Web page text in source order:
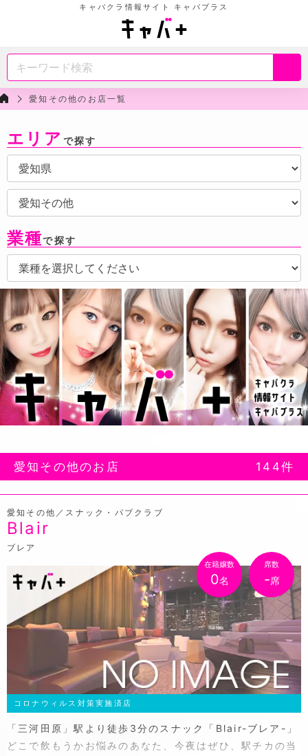
キャバクラ情報サイト キャバプラス
愛知その他のお店一覧
愛知その他のお店 144件
愛知その他／スナック・パブクラブ
Blair
ブレア
在籍嬢数
0名
席数
-席
コロナウィルス対策実施済店
「三河田原」駅より徒歩3分のスナック「Blair-ブレア-」
どこで飲もうかお悩みのあなた、今夜はぜひ、駅チカの当
エリア で探す
業種で探す